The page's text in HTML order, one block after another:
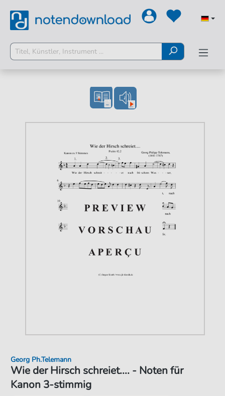
Wie der Hirsch schreiet.... - Noten für
Kanon 3-stimmig
Georg Ph.Telemann